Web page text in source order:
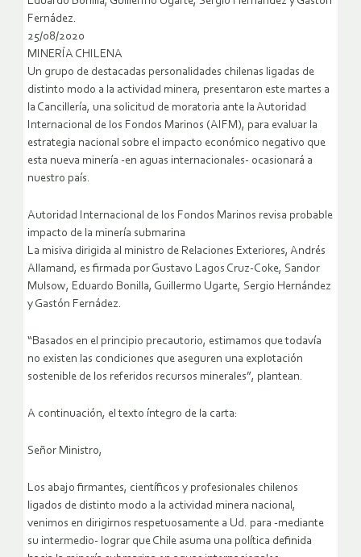
Fernádez.
25/08/2020
MINERÍA CHILENA
Un grupo de destacadas personalidades chilenas ligadas de
distinto modo a la actividad minera, presentaron este martes a
la Cancillería, una solicitud de moratoria ante la Autoridad
Internacional de los Fondos Marinos (AIFM), para evaluar la
estrategia nacional sobre el impacto económico negativo que
esta nueva minería -en aguas internacionales- ocasionará a
nuestro país.
Autoridad Internacional de los Fondos Marinos revisa probable
impacto de la minería submarina
La misiva dirigida al ministro de Relaciones Exteriores, Andrés
Allamand, es firmada por Gustavo Lagos Cruz-Coke, Sandor
Mulsow, Eduardo Bonilla, Guillermo Ugarte, Sergio Hernández
y Gastón Fernádez.
“Basados en el principio precautorio, estimamos que todavía
no existen las condiciones que aseguren una explotación
sostenible de los referidos recursos minerales”, plantean.
A continuación, el texto íntegro de la carta:
Señor Ministro,
Los abajo firmantes, científicos y profesionales chilenos
ligados de distinto modo a la actividad minera nacional,
venimos en dirigirnos respetuosamente a Ud. para -mediante
su intermedio- lograr que Chile asuma una política definida